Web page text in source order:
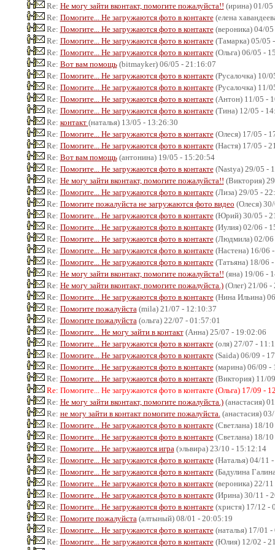
Re: Не могу зайти вконтакт, помогите пожалуйста!! (ирина) 01/
Re: Помогите... Не загружаются фото в контакте(елена
Re: Помогите... Не загружаются фото в контакте(вероника) 04/
Re: Помогите... Не загружаются фото в контакте(Тамарка) 05/05
Re: Помогите... Не загружаются фото в контакте(Ольга) 06/05 -
Re: Вот вам помощь(bitmayker) 06/05 - 21:16:07
Re: Помогите... Не загружаются фото в контакте(Русалочка) 10/
Re: Помогите... Не загружаются фото в контакте(Русалочка) 11/
Re: Помогите... Не загружаются фото в контакте(Антон) 11/05 -
Re: Помогите... Не загружаются фото в контакте(Тина) 12/05 -
Re: контакт (наталья) 13/05 - 13:26:30
Re: Помогите... Не загружаются фото в контакте(Олеся) 17/05 -
Re: Помогите... Не загружаются фото в контакте(Настя) 17/05 -
Re: Вот вам помощь(антонина) 19/05 - 15:20:54
Re: Помогите... Не загружаются фото в контакте(Nastya) 29/05 -
Re: Не могу зайти вконтакт, помогите пожалуйста!! (Виктория)
Re: Помогите... Не загружаются фото в контакте(Лиза) 29/05 -
Re: Помогите пожалуйста не загружаются фото видео (Олеся)
Re: Помогите... Не загружаются фото в контакте(Юрий) 30/05 -
Re: Помогите... Не загружаются фото в контакте(Иулия) 02/06 -
Re: Помогите... Не загружаются фото в контакте(Людмила) 02/06
Re: Помогите... Не загружаются фото в контакте(Настена) 16/06
Re: Помогите... Не загружаются фото в контакте(Татьяна) 18/06
Re: Не могу зайти вконтакт, помогите пожалуйста!! (яна) 19/06 -
Re: Не могу зайти вконтакт, помогите пожалуйста.)(Олег) 21/06 -
Re: Помогите... Не загружаются фото в контакте(Нина Ильина)
Re: Помогите пожалуйста (mila) 21/07 - 12:10:37
Re: Помогите пожалуйста (ольга) 22/07 - 01:57:01
Re: Помогите... Не могу зайти в контакт(Анна) 25/07 - 19:02:06
Re: Помогите... Не загружаются фото в контакте(оля) 27/07 -
Re: Помогите... Не загружаются фото в контакте(Saida) 06/09 -
Re: Помогите... Не загружаются фото в контакте(марина) 06/09 -
Re: Помогите... Не загружаются фото в контакте(Виктория) 11/
Re: Помогите... Не загружаются фото в контакте (Ольга) 17/09 -
Re: Не могу зайти вконтакт, помогите пожалуйста.)(анастасия)
Re: не могу зайти в контакт помогите пожалуйста. (анастасия)
Re: Помогите... Не загружаются фото в контакте(Светлана) 18/
Re: Помогите... Не загружаются фото в контакте(Светлана) 18/
Re: Помогите... Не загружаются игра (эльвира) 23/10 - 15:12:14
Re: Помогите... Не загружаются фото в контакте(Наталья) 04/11
Re: Помогите... Не загружаются фото в контакте(Бадулина
Re: Помогите... Не загружаются фото в контакте(вероника) 22/
Re: Помогите... Не загружаются фото в контакте(Ирина) 30/11 -
Re: Помогите... Не загружаются фото в контакте(христя) 17/12 -
Re: Помогите пожалуйста (алтыный) 08/01 - 20:05:19
Re: Помогите... Не загружаются фото в контакте(наталья) 17/01
Re: Помогите... Не загружаются фото в контакте(Юлия) 12/02 -